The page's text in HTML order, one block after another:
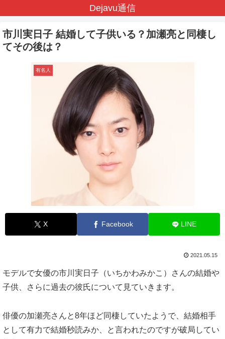
Dejavu通信
市川実日子 結婚して子供いる？加瀬亮と同棲し
てその後は？
有名人
X Facebook LINE
2021.05.15
モデルで女優の市川実日子（いちかわみかこ）さんの結婚や
子供、さらに過去の彼氏について見ていきます。
俳優の加瀬亮さんと8年ほど同棲していたようで、結婚相手
として有力で結婚秒読みか、と言われたのですが破局してい